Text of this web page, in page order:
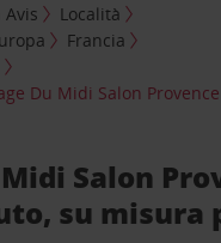
Avis
Località
Francia
Du Midi Salon Provence
Salon
su misura